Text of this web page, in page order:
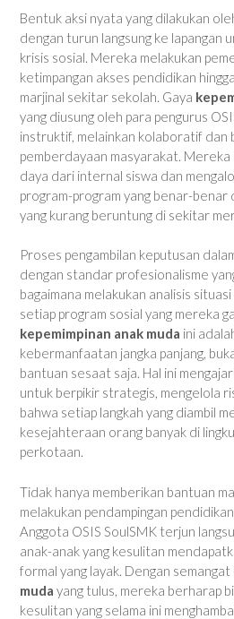
Bentuk aksi nyata yang dilakukan
dengan turun langsung ke lapangan
krisis sosial. Mereka melakukan
ketimpangan akses pendidikan
marjinal sekitar sekolah. Gaya
yang diusung oleh para pengurus
instruktif, melainkan kolaboratif dan
pemberdayaan masyarakat. Mereka
daya dari internal siswa dan
program-program yang benar-benar
yang kurang beruntung di sekitar
Proses pengambilan keputusan
dengan standar profesionalisme
bagaimana melakukan analisis
setiap program sosial yang mereka
kepemimpinan anak muda ini
kebermanfaatan jangka panjang,
bantuan sesaat saja. Hal ini
untuk berpikir strategis, mengelola
bahwa setiap langkah yang diambil
kesejahteraan orang banyak di
perkotaan.
Tidak hanya memberikan bantuan
melakukan pendampingan
Anggota OSIS SoulSMK terjun
anak-anak yang kesulitan
formal yang layak. Dengan semangat
muda yang tulus, mereka berharap
kesulitan yang selama ini